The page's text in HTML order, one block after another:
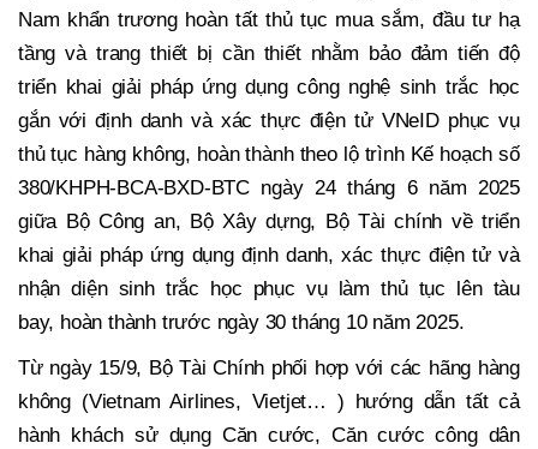
Nam khẩn trương hoàn tất thủ tục mua sắm, đầu tư hạ
tầng và trang thiết bị cần thiết nhằm bảo đảm tiến độ
triển khai giải pháp ứng dụng công nghệ sinh trắc học
gắn với định danh và xác thực điện tử VNeID phục vụ
thủ tục hàng không, hoàn thành theo lộ trình Kế hoạch số
380/KHPH-BCA-BXD-BTC ngày 24 tháng 6 năm 2025
giữa Bộ Công an, Bộ Xây dựng, Bộ Tài chính về triển
khai giải pháp ứng dụng định danh, xác thực điện tử và
nhận diện sinh trắc học phục vụ làm thủ tục lên tàu
bay, hoàn thành trước ngày 30 tháng 10 năm 2025.
Từ ngày 15/9, Bộ Tài Chính phối hợp với các hãng hàng
không (Vietnam Airlines, Vietjet… ) hướng dẫn tất cả
hành khách sử dụng Căn cước, Căn cước công dân